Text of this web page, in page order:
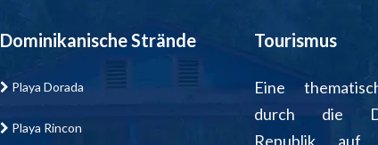
Dominikanische Strände
Playa Dorada
Playa Rincon
Tourismus
Eine
durch die
Republik,